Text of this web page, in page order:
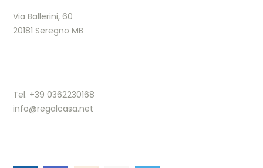
Via Ballerini, 60
20181 Seregno MB
Tel. +39 0362230168
info@regalcasa.net